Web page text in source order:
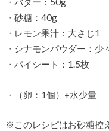
・砂糖：40g
・レモン果汁：大さじ1
・シナモンパウダー：少
・パイシート：1.5枚
・（卵：1個）+水少量
※このレシピはお砂糖控